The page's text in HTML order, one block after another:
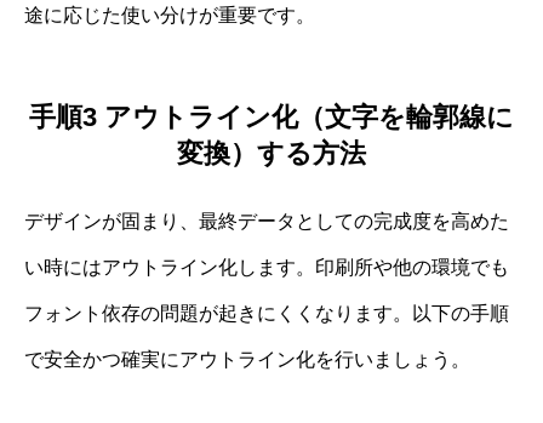
途に応じた使い分けが重要です。
手順3 アウトライン化（文字を輪郭線に
変換）する方法
デザインが固まり、最終データとしての完成度を高めた
い時にはアウトライン化します。印刷所や他の環境でも
フォント依存の問題が起きにくくなります。以下の手順
で安全かつ確実にアウトライン化を行いましょう。